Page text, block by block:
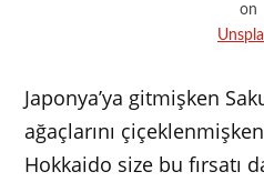
on
Japonya’ya gitmişken
ağaçlarını
Hokkaido size bu fırsatı